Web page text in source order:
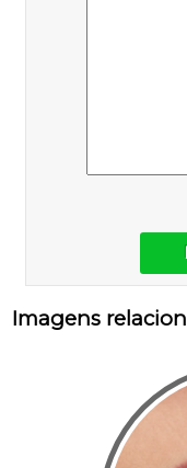
Imagens